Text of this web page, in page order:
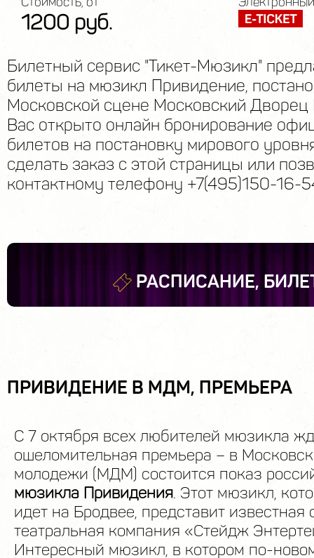
1200 руб.
Билетный сервис "Тикет-Мюзикл"
билеты на мюзикл Привидение,
Московской сцене Московский
Вас открыто онлайн бронирование
билетов на постановку мирового
сделать заказ с этой страницы или
контактному телефону +7(495)150-16-
РАСПИСАНИЕ,
ПРИВИДЕНИЕ В МДМ, ПРЕМЬЕРА
С 7 октября всех любителей мюзикла
ошеломительная премьера – в
молодежи (МДМ) состоится показ
мюзикла Привидения. Этот мюзикл,
идет на Бродвее, представит известная
театральная компания «Стейдж
Интересный мюзикл, в котором по-